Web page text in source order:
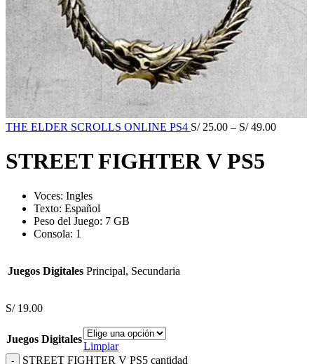
THE ELDER SCROLLS ONLINE PS4 S/25.00 – S/49.00
STREET FIGHTER V PS5
Voces: Ingles
Texto: Español
Peso del Juego: 7 GB
Consola: 1
Juegos Digitales Principal, Secundaria
S/19.00
Juegos Digitales
Limpiar
STREET FIGHTER V PS5 cantidad